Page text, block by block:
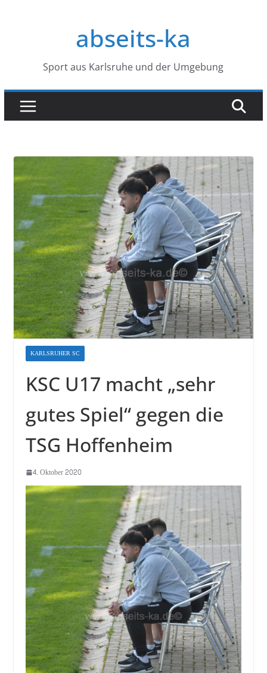
abseits-ka
Sport aus Karlsruhe und der Umgebung
KARLSRUHER SC
KSC U17 macht „sehr
gutes Spiel“ gegen die
TSG Hoffenheim
4. Oktober 2020